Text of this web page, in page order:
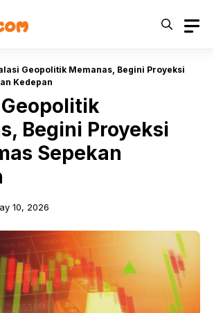
Geopolitik Memanas, Begini Proyeksi
Kedepan
Begini Proyeksi
Sepekan
10, 2026